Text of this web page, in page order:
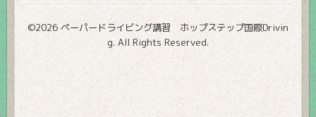
©2026 ペーパードライビング講習 ホップステップ国際Drivin
g. All Rights Reserved.